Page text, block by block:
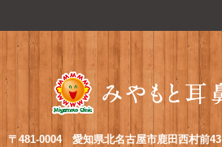
〒481-0004 愛知県北名古屋市鹿田西村前43